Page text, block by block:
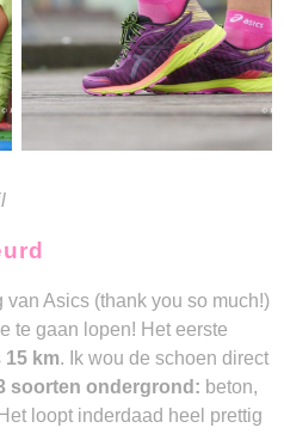
Asics (thank you so much!)
te gaan lopen! Het eerste
15 km. Ik wou de schoen direct
soorten ondergrond: beton,
loopt inderdaad heel prettig